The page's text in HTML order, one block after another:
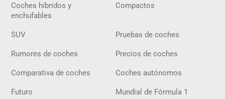
Coches híbridos y
enchufables
Compactos
SUV Pruebas de coches
Rumores de coches Precios de coches
Comparativa de coches Coches autónomos
Futuro Mundial de Fórmula 1